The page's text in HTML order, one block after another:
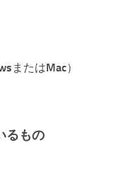
またはMac）
るもの